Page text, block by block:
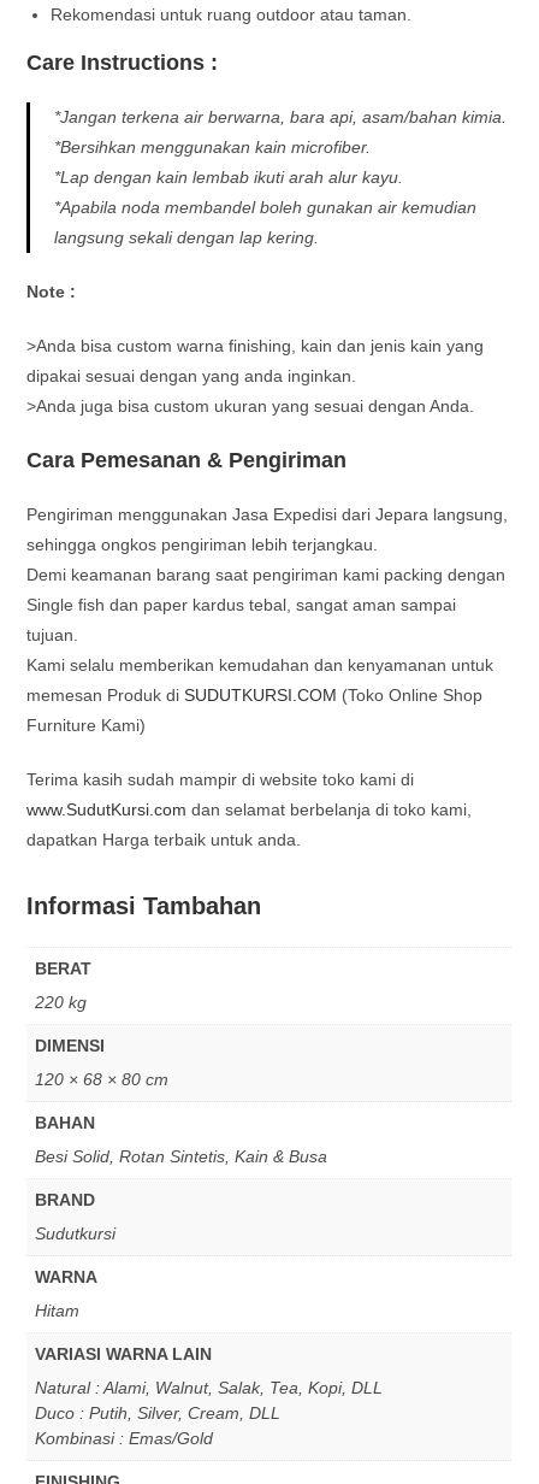
Rekomendasi untuk ruang outdoor atau taman.
Care Instructions :
*Jangan terkena air berwarna, bara api, asam/bahan kimia.
*Bersihkan menggunakan kain microfiber.
*Lap dengan kain lembab ikuti arah alur kayu.
*Apabila noda membandel boleh gunakan air kemudian
langsung sekali dengan lap kering.
Note :
>Anda bisa custom warna finishing, kain dan jenis kain yang
dipakai sesuai dengan yang anda inginkan.
>Anda juga bisa custom ukuran yang sesuai dengan Anda.
Cara Pemesanan & Pengiriman
Pengiriman menggunakan Jasa Expedisi dari Jepara langsung,
sehingga ongkos pengiriman lebih terjangkau.
Demi keamanan barang saat pengiriman kami packing dengan
Single fish dan paper kardus tebal, sangat aman sampai
tujuan.
Kami selalu memberikan kemudahan dan kenyamanan untuk
memesan Produk diSUDUTKURSI.COM (Toko Online Shop
Furniture Kami)
Terima kasih sudah mampir di website toko kami di
www.SudutKursi.com dan selamat berbelanja di toko kami,
dapatkan Harga terbaik untuk anda.
Informasi Tambahan
BERAT
220 kg
DIMENSI
120 × 68 × 80 cm
BAHAN
Besi Solid, Rotan Sintetis, Kain & Busa
BRAND
Sudutkursi
WARNA
Hitam
VARIASI WARNA LAIN
Natural : Alami, Walnut, Salak, Tea, Kopi, DLL
Duco : Putih, Silver, Cream, DLL
Kombinasi : Emas/Gold